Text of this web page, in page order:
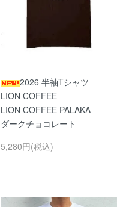
2026 半袖Tシャツ
LION COFFEE
LION COFFEE PALAKA
ダークチョコレート
5,280円(税込)